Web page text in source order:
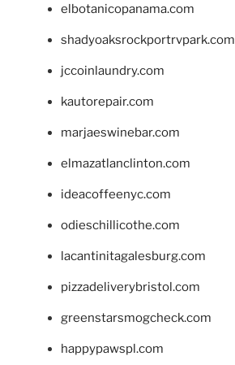
elbotanicopanama.com
shadyoaksrockportrvpark.com
jccoinlaundry.com
kautorepair.com
marjaeswinebar.com
elmazatlanclinton.com
ideacoffeenyc.com
odieschillicothe.com
lacantinitagalesburg.com
pizzadeliverybristol.com
greenstarsmogcheck.com
happypawspl.com